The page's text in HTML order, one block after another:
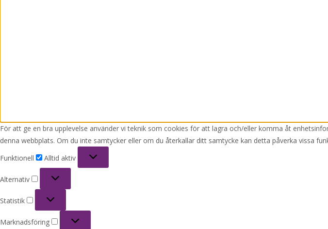
För att ge en bra upplevelse använder vi teknik som cookies för att lagra och/eller komma åt
denna webbplats. Om du inte samtycker eller om du återkallar ditt samtycke kan detta påverka vissa
Funktionell
Alltid aktiv
Alternativ
Statistik
Marknadsföring